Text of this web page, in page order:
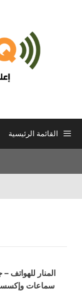
القائمة الرئيسية
المنار للهواتف
سماعات